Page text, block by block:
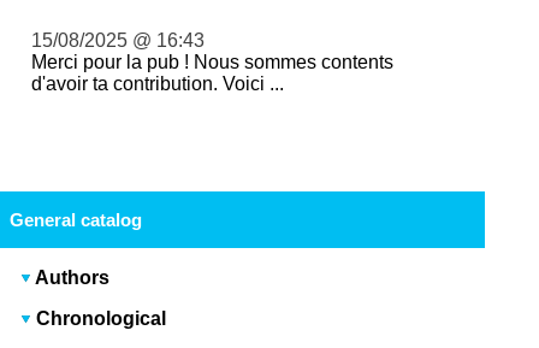
15/08/2025 @ 16:43
Merci pour la pub ! Nous sommes contents
d'avoir ta contribution. Voici ...
General catalog
Authors
Chronological